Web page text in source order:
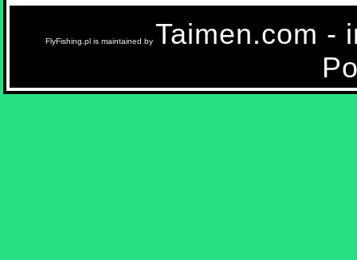
FlyFishing.pl is maintained by Taimen.com -